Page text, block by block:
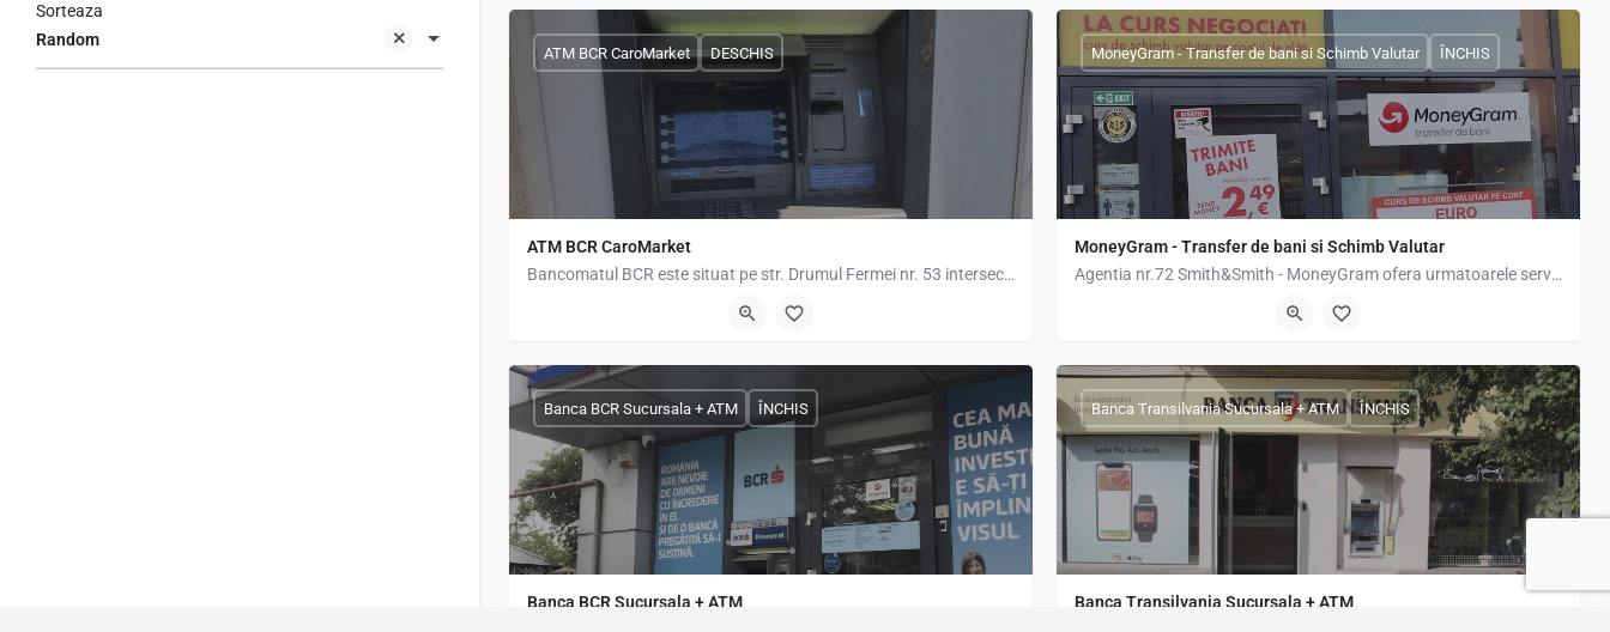
Random
Sorteaza
ATM BCR CaroMarket
Bancomatul BCR este situat pe str. Drumul Fermei nr. 53 intersectie cu str. Solstitiului, langa marketul Caro.
Drumul Fermei 53, Popești-Leordeni, Romania, 44.37257, 26.15462
ATM BCR CaroMarket DESCHIS
MoneyGram - Transfer de bani si Schimb Valutar
Agentia nr.72 Smith&Smith - MoneyGram ofera urmatoarele servicii: Plati si incasari…
Strada Amurgului 34, Popesti-Leordeni, Romania, 44.37294, 26.14982
MoneyGram - Transfer de bani si Schimb Valutar ÎNCHIS
Banca BCR Sucursala + ATM
Banca BCR Sucursala + ATM ÎNCHIS
Banca Transilvania Sucursala + ATM
Banca Transilvania Sucursala + ATM ÎNCHIS